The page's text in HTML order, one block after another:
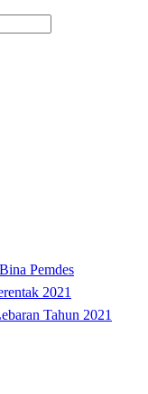
Pemdes
2021
Tahun 2021